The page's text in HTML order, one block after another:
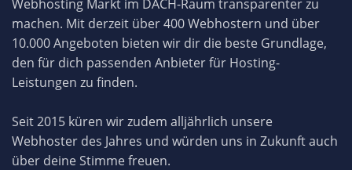
Webhosting Markt im DACH-Raum transparenter zu
machen. Mit derzeit über 400 Webhostern und über
10.000 Angeboten bieten wir dir die beste Grundlage,
den für dich passenden Anbieter für Hosting-
Leistungen zu finden.
Seit 2015 küren wir zudem alljährlich unsere
Webhoster des Jahres und würden uns in Zukunft auch
über deine Stimme freuen.